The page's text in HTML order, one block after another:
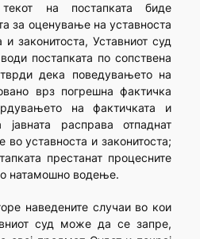
на постапката биде
за оценување на уставноста
законитоста, Уставниот суд
постапката по сопствена
дека поведувањето на
врз погрешна фактичка
на фактичката и
јавната расправа отпаднат
уставноста и законитоста;
престанат процесните
натамошно водење.
наведените случаи во кои
суд може да се запре,